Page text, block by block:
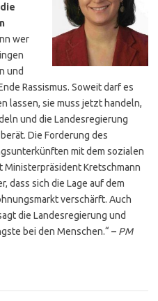
wer
und
Rassismus. Soweit darf es
lassen, sie muss jetzt handeln,
und die Landesregierung
Die Forderung des
mit dem sozialen
Ministerpräsident Kretschmann
dass sich die Lage auf dem
verschärft. Auch
die Landesregierung und
bei den Menschen.“ – PM